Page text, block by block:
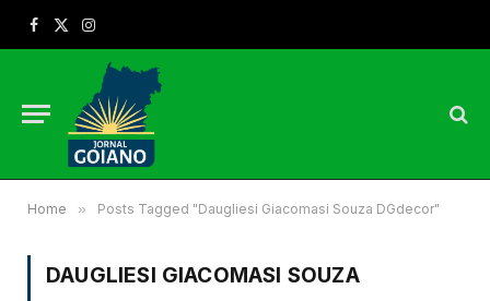
Facebook
X
Instagram
Home » Posts Tagged "Daugliesi Giacomasi Souza DGdecor"
DAUGLIESI GIACOMASI SOUZA